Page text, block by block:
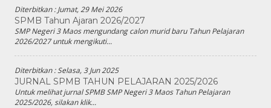
Diterbitkan :Jumat, 29 Mei 2026
SPMB Tahun Ajaran 2026/2027
SMP Negeri 3 Maos mengundang calon murid baru Tahun Pelajaran
2026/2027 untuk mengikuti...
Diterbitkan :Selasa, 3 Jun 2025
JURNAL SPMB TAHUN PELAJARAN 2025/2026
Untuk melihat jurnal SPMB SMP Negeri 3 Maos Tahun Pelajaran
2025/2026, silakan klik...